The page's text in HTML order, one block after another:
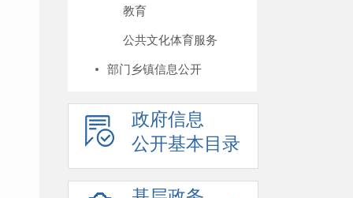
教育
公共文化体育服务
部门乡镇信息公开
政府信息
公开基本目录